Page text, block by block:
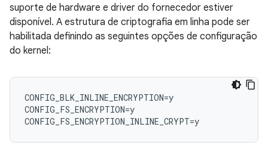
suporte de hardware e driver do fornecedor estiver
disponível. A estrutura de criptografia em linha pode ser
habilitada definindo as seguintes opções de configuração
do kernel:
CONFIG_BLK_INLINE_ENCRYPTION=y
CONFIG_FS_ENCRYPTION=y